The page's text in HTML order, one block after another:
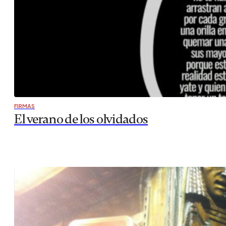
FIRMAS
El verano de los olvidados